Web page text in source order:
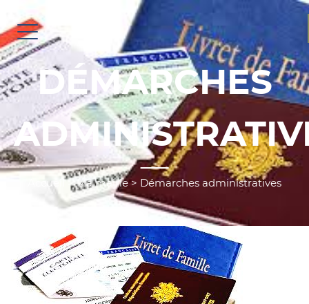
DÉMARCHES
Accueil>Ma mairie > Démarches administratives